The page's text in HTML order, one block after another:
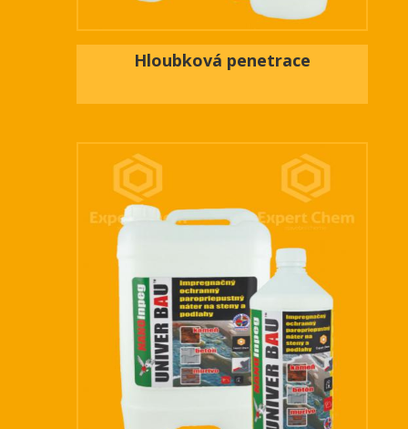
Hloubková penetrace